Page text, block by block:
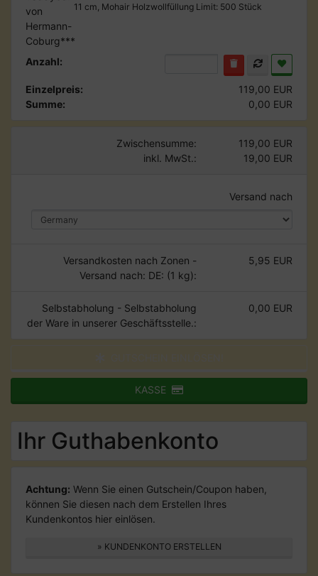
11 cm, Mohair Holzwollfüllung Limit: 500 Stück
Anzahl:
Einzelpreis:
119,00 EUR
Summe:
0,00 EUR
Zwischensumme:
119,00 EUR
inkl. MwSt.:
19,00 EUR
Versand nach
Versandkosten nach Zonen -
Versand nach: DE: (1 kg):
5,95 EUR
Selbstabholung - Selbstabholung
der Ware in unserer Geschäftsstelle.:
0,00 EUR
KASSE
Ihr Guthabenkonto
Achtung: Wenn Sie einen Gutschein/Coupon haben,
können Sie diesen nach dem Erstellen Ihres
Kundenkontos hier einlösen.
» KUNDENKONTO ERSTELLEN